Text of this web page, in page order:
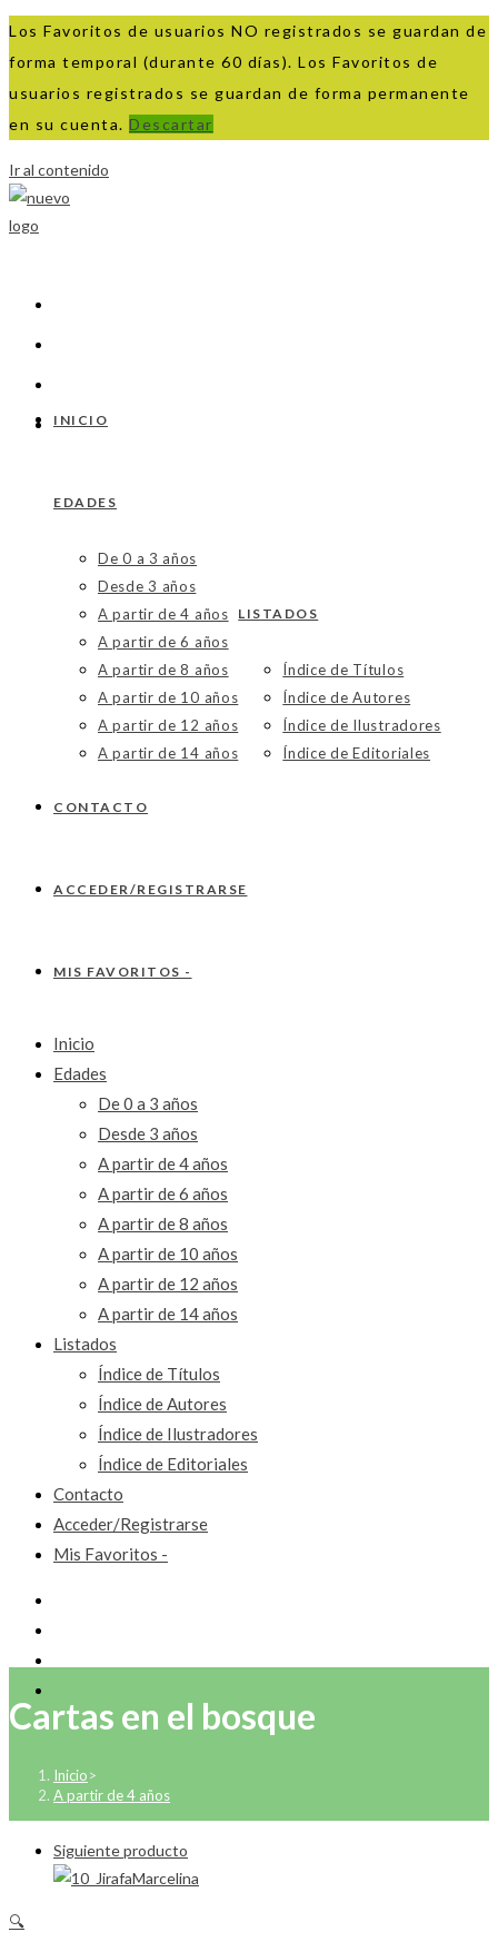
Los Favoritos de usuarios NO registrados se guardan de
forma temporal (durante 60 días). Los Favoritos de
usuarios registrados se guardan de forma permanente
en su cuenta. Descartar
Ir al contenido
INICIO
EDADES
De 0 a 3 años
Desde 3 años
A partir de 4 años
A partir de 6 años
A partir de 8 años
A partir de 10 años
A partir de 12 años
A partir de 14 años
LISTADOS
Índice de Títulos
Índice de Autores
Índice de Ilustradores
Índice de Editoriales
CONTACTO
ACCEDER/REGISTRARSE
MIS FAVORITOS -
Inicio
Edades
De 0 a 3 años
Desde 3 años
A partir de 4 años
A partir de 6 años
A partir de 8 años
A partir de 10 años
A partir de 12 años
A partir de 14 años
Listados
Índice de Títulos
Índice de Autores
Índice de Ilustradores
Índice de Editoriales
Contacto
Acceder/Registrarse
Mis Favoritos -
Cartas en el bosque
Inicio>
A partir de 4 años
Siguiente producto
🔍